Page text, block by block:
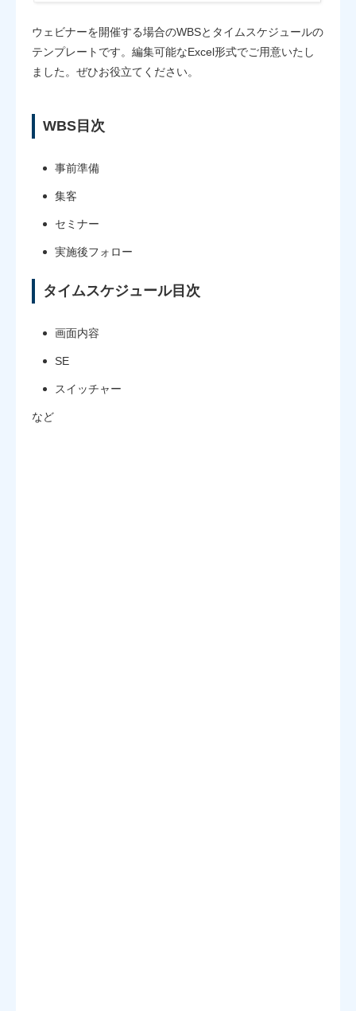
ウェビナーを開催する場合のWBSとタイムスケジュールの
テンプレートです。編集可能なExcel形式でご用意いたし
ました。ぜひお役立てください。
WBS目次
事前準備
集客
セミナー
実施後フォロー
タイムスケジュール目次
画面内容
SE
スイッチャー
など